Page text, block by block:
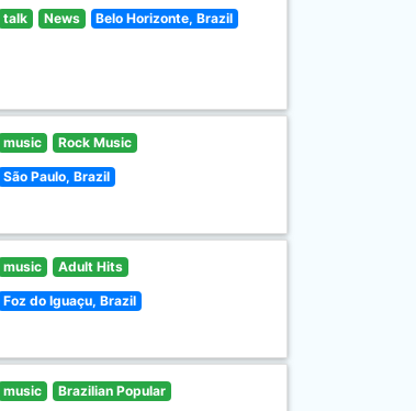
talk News Belo Horizonte, Brazil
music Rock Music
São Paulo, Brazil
music Adult Hits
Foz do Iguaçu, Brazil
music Brazilian Popular